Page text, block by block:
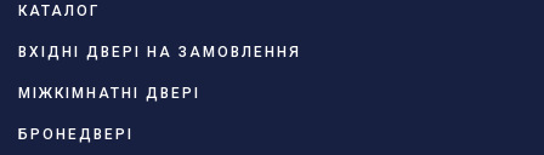
КАТАЛОГ
ВХІДНІ ДВЕРІ НА ЗАМОВЛЕННЯ
МІЖКІМНАТНІ ДВЕРІ
БРОНЕДВЕРІ